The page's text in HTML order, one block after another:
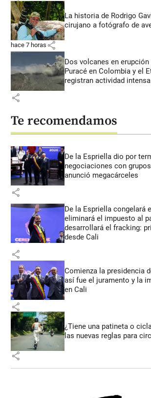
La historia de Rodrigo
cirujano a fotógrafo de
hace 7 horas share
Dos volcanes en erupción
Puracé en Colombia y el
registran actividad intensa
share
Te recomendamos
De la Espriella dio por
negociaciones con
anunció megacárceles
share
De la Espriella congelará
eliminará el impuesto al
desarrollará el fracking:
desde Cali
share
Comienza la presidencia
así fue el juramento y la
en Cali
share
¿Tiene una patineta o
las nuevas reglas para
share